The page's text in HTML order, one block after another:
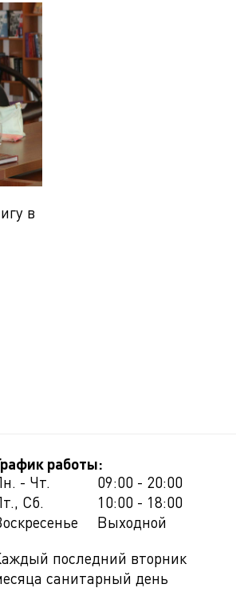
в
работы:
- Чт.
09:00 - 20:00
Сб.
10:00 - 18:00
Выходной
последний вторник
санитарный день